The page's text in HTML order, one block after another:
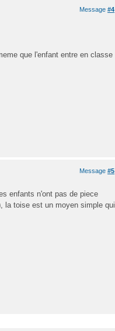
Message#4
que l'enfant entre en classe
Message#5
enfants n'ont pas de piece
la toise est un moyen simple qui